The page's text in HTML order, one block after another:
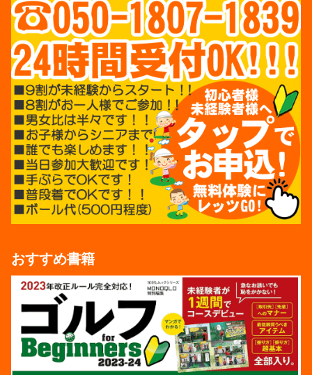
おすすめ書籍